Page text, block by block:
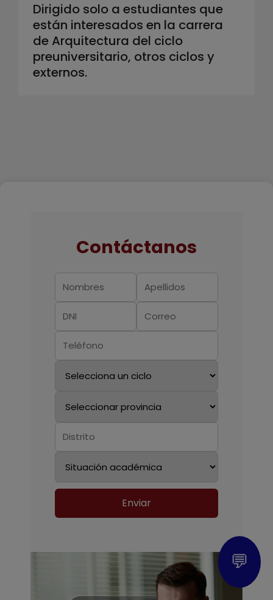
💬
Dirigido solo a estudiantes que
están interesados en la carrera
de Arquitectura del ciclo
preuniversitario, otros ciclos y
externos.
Contáctanos
Enviar